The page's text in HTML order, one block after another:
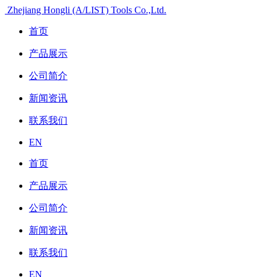
Zhejiang Hongli (A/LIST) Tools Co.,Ltd.
首页
产品展示
公司简介
新闻资讯
联系我们
EN
首页
产品展示
公司简介
新闻资讯
联系我们
EN